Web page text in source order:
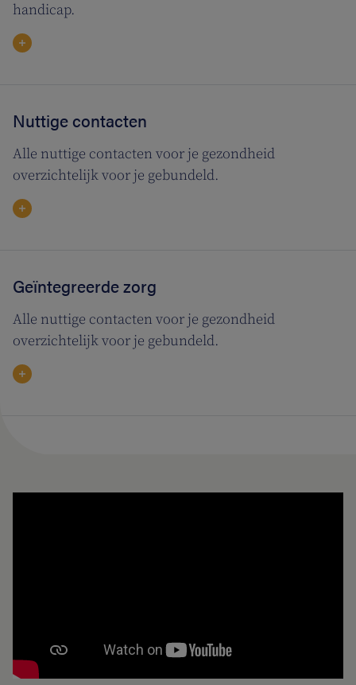
handicap.
Nuttige contacten
Alle nuttige contacten voor je gezondheid
overzichtelijk voor je gebundeld.
Geïntegreerde zorg
Alle nuttige contacten voor je gezondheid
overzichtelijk voor je gebundeld.